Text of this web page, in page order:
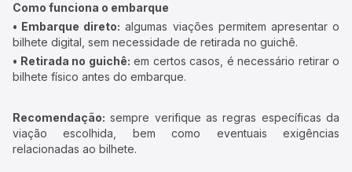
Como funciona o embarque
• Embarque direto: algumas viações permitem apresentar o
bilhete digital, sem necessidade de retirada no guichê.
• Retirada no guichê: em certos casos, é necessário retirar o
bilhete físico antes do embarque.
Recomendação: sempre verifique as regras específicas da
viação escolhida, bem como eventuais exigências
relacionadas ao bilhete.